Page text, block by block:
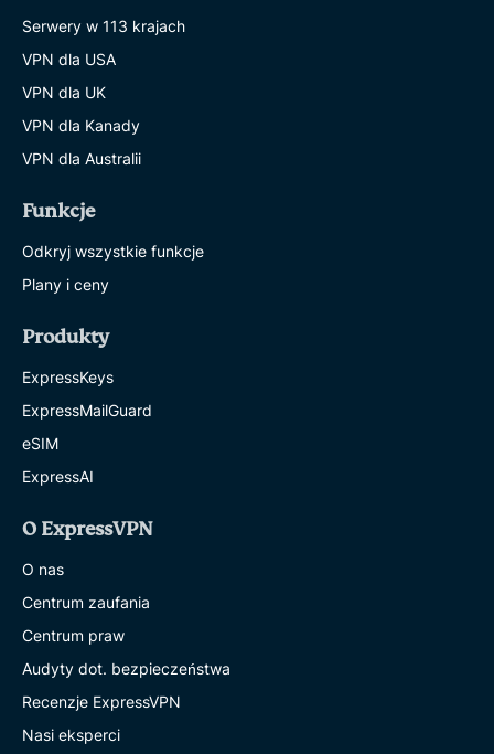
Serwery w 113 krajach
VPN dla USA
VPN dla UK
VPN dla Kanady
VPN dla Australii
Funkcje
Odkryj wszystkie funkcje
Plany i ceny
Produkty
ExpressKeys
ExpressMailGuard
eSIM
ExpressAI
O ExpressVPN
O nas
Centrum zaufania
Centrum praw
Audyty dot. bezpieczeństwa
Recenzje ExpressVPN
Nasi eksperci